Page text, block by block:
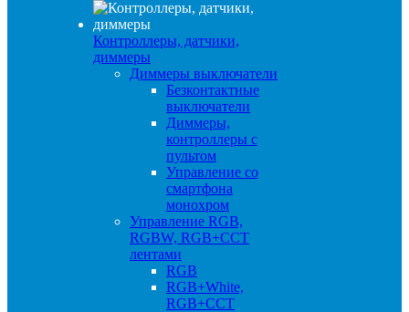
Контроллеры, датчики,
диммеры
Диммеры выключатели
Безконтактные
выключатели
Диммеры,
контроллеры с
пультом
Управление со
смартфона
монохром
Управление RGB,
RGBW, RGB+CCT
лентами
RGB
RGB+White,
RGB+CCT